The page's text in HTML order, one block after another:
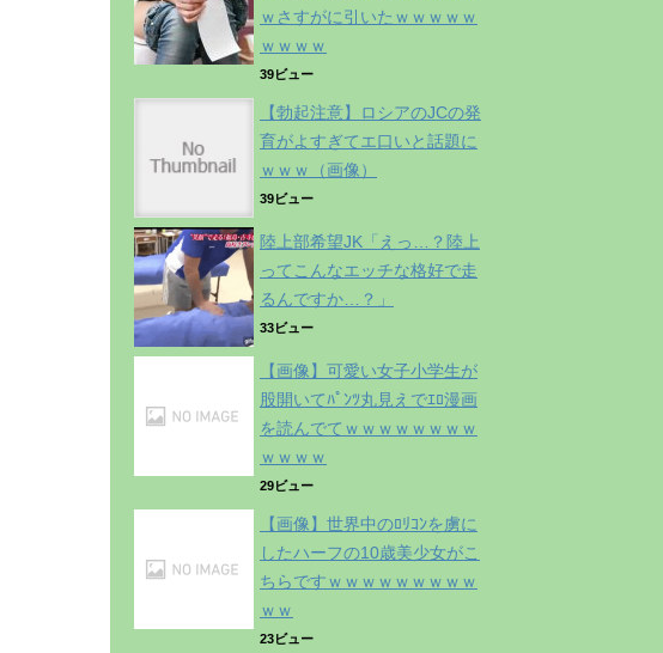
ｗさすがに引いたｗｗｗｗｗ
ｗｗｗｗ
39ビュー
【勃起注意】ロシアのJCの発
育がよすぎてエ口いと話題に
ｗｗｗ（画像）
39ビュー
陸上部希望JK「えっ…？陸上
ってこんなエッチな格好で走
るんですか…？」
33ビュー
【画像】可愛い女子小学生が
股開いてﾊﾟﾝﾂ丸見えでｴﾛ漫画
を読んでてｗｗｗｗｗｗｗｗ
ｗｗｗｗ
29ビュー
【画像】世界中のﾛﾘｺﾝを虜に
したハーフの10歳美少女がこ
ちらですｗｗｗｗｗｗｗｗｗ
ｗｗ
23ビュー